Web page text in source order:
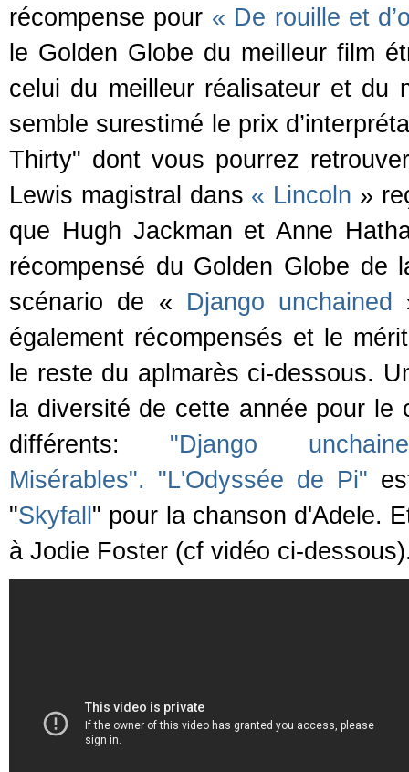
récompense pour « De rouille et
le Golden Globe du meilleur film
celui du meilleur réalisateur et du
semble surestimé le prix
Thirty" dont vous pourrez
Lewis magistral dans « Lincoln »
que Hugh Jackman et Anne
récompensé du Golden Globe de
scénario de « Django unchained
également récompensés et le
le reste du aplmarès ci-dessous.
la diversité de cette année pour
différents: "Django
Misérables". "L'Odyssée de Pi"
"Skyfall " pour la chanson d'Adele.
à Jodie Foster (cf vidéo ci-